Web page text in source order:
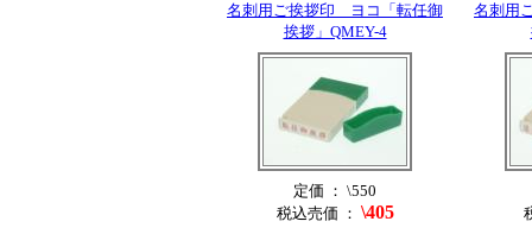
名刺用ご挨拶印 ヨコ「転任御
挨拶」QMEY-4
名刺用
定価 ： \550
税込売価 ： \405